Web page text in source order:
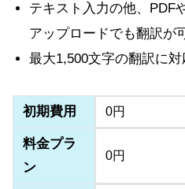
テキスト入力の他、PDF
アップロードでも翻訳が
最大1,500文字の翻訳に対
初期費用 0円
料金プラ
ン
0円